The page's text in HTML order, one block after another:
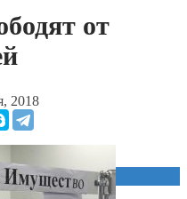
от
2018